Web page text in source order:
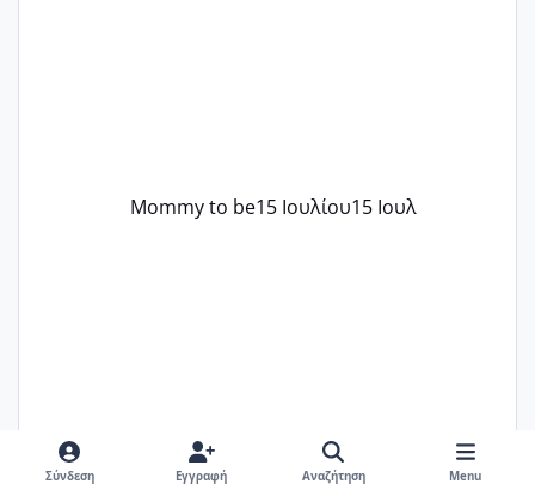
Mommy to be15 Ιουλίου15 Ιουλ
Σύνδεση Εγγραφή Αναζήτηση Menu